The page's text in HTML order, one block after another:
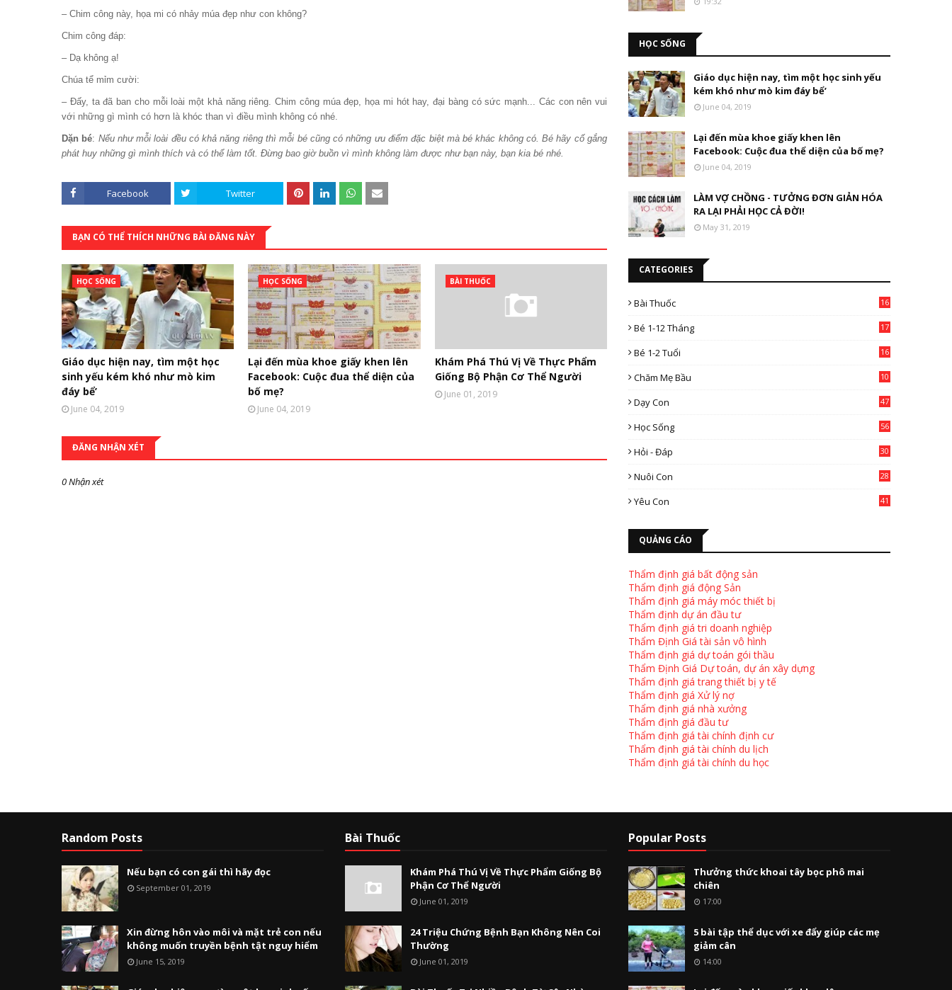
– Chim công này, họa mi có nhảy múa đẹp như con không?
Chim công đáp:
– Dạ không ạ!
Chúa tể mỉm cười:
– Đấy, ta đã ban cho mỗi loài một khả năng riêng. Chim công múa đẹp, họa mi hót hay, đại bàng có sức mạnh... Các con nên vui
với những gì mình có hơn là khóc than vì điều mình không có nhé.
Dặn bé: Nếu như mỗi loài đều có khả năng riêng thì mỗi bé cũng có những ưu điểm đặc biệt mà bé khác không có. Bé hãy cố gắng
phát huy những gì mình thích và có thể làm tốt. Đừng bao giờ buồn vì mình không làm được như bạn này, bạn kia bé nhé.
Facebook Twitter
BẠN CÓ THỂ THÍCH NHỮNG BÀI ĐĂNG NÀY
HỌC SỐNG
Giáo dục hiện nay, tìm một học
sinh yếu kém khó như mò kim
đáy bể’
June 04, 2019
HỌC SỐNG
Lại đến mùa khoe giấy khen lên
Facebook: Cuộc đua thể diện của
bố mẹ?
June 04, 2019
BÀI THUỐC
Khám Phá Thú Vị Về Thực Phẩm
Giống Bộ Phận Cơ Thể Người
June 01, 2019
ĐĂNG NHẬN XÉT
0 Nhận xét
HỌC SỐNG
Giáo dục hiện nay, tìm một học sinh yếu
kém khó như mò kim đáy bể’
June 04, 2019
Lại đến mùa khoe giấy khen lên
Facebook: Cuộc đua thể diện của bố mẹ?
June 04, 2019
LÀM VỢ CHỒNG - TƯỞNG ĐƠN GIẢN HÓA
RA LẠI PHẢI HỌC CẢ ĐỜI!
May 31, 2019
CATEGORIES
Bài Thuốc
16
Bé 1-12 Tháng 17
Bé 1-2 Tuổi 16
Chăm Mẹ Bầu
10
Dạy Con
47
Học Sống 56
Hỏi - Đáp 30
Nuôi Con
28
Yêu Con
41
QUẢNG CÁO
Thẩm định giá bất động sản
Thẩm định giá động Sản
Thẩm định giá máy móc thiết bị
Thẩm định dự án đầu tư
Thẩm định giá tri doanh nghiệp
Thẩm Định Giá tài sản vô hình
Thẩm định giá dự toán gói thầu
Thẩm Định Giá Dự toán, dự án xây dựng
Thẩm định giá trang thiết bị y tế
Thẩm định giá Xử lý nợ
Thẩm định giá nhà xưởng
Thẩm định giá đầu tư
Thẩm định giá tài chính định cư
Thẩm định giá tài chính du lịch
Thẩm định giá tài chính du học
Random Posts
Nếu bạn có con gái thì hãy đọc
September 01, 2019
Xin đừng hôn vào môi và mặt trẻ con nếu
không muốn truyền bệnh tật nguy hiểm
June 15, 2019
Bài Thuốc
Khám Phá Thú Vị Về Thực Phẩm Giống Bộ
Phận Cơ Thể Người
June 01, 2019
24 Triệu Chứng Bệnh Bạn Không Nên Coi
Thường
June 01, 2019
Popular Posts
Thưởng thức khoai tây bọc phô mai
chiên
17:00
5 bài tập thể dục với xe đẩy giúp các mẹ
giảm cân
14:00